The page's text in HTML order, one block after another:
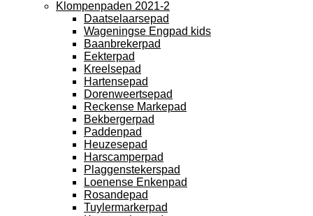
Klompenpaden 2021-2
Daatselaarsepad
Wageningse Engpad kids
Baanbrekerpad
Eekterpad
Kreelsepad
Hartensepad
Dorenweertsepad
Reckense Markepad
Bekbergerpad
Paddenpad
Heuzesepad
Harscamperpad
Plaggenstekerspad
Loenense Enkenpad
Rosandepad
Tuylermarkerpad